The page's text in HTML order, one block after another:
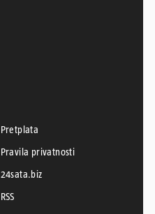
Pretplata
Pravila privatnosti
24sata.biz
RSS